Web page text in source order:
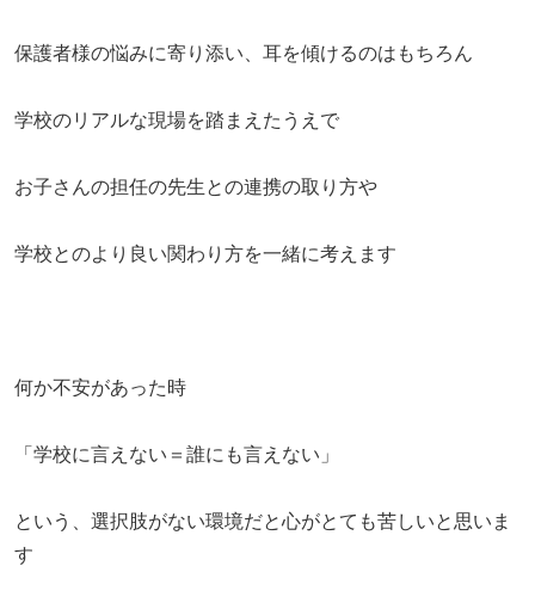
保護者様の悩みに寄り添い、耳を傾けるのはもちろん
学校のリアルな現場を踏まえたうえで
お子さんの担任の先生との連携の取り方や
学校とのより良い関わり方を一緒に考えます
何か不安があった時
「学校に言えない＝誰にも言えない」
​という、選択肢がない環境だと心がとても苦しいと思いま
す